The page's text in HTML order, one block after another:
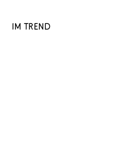
Im Trend